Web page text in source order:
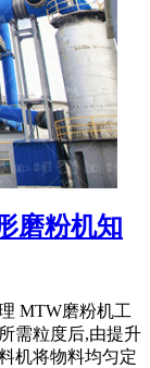
磨粉机知
MTW磨粉机工
需粒度后,由提升
机将物料均匀定